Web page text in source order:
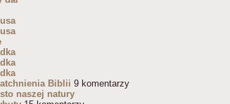
Biblii 9 komentarzy
naszej natury